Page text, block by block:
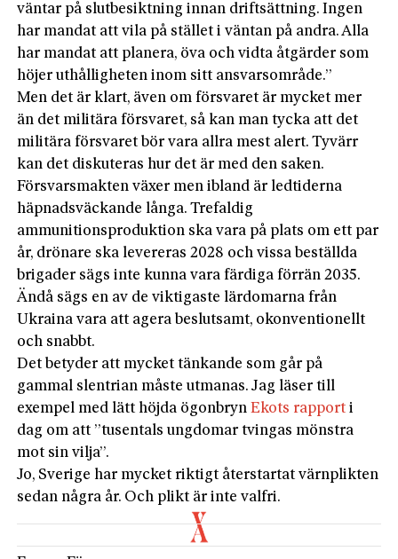
väntar på slutbesiktning innan driftsättning. Ingen
har mandat att vila på stället i väntan på andra. Alla
har mandat att planera, öva och vidta åtgärder som
höjer uthålligheten inom sitt ansvarsområde.”
Men det är klart, även om försvaret är mycket mer
än det militära försvaret, så kan man tycka att det
militära försvaret bör vara allra mest alert. Tyvärr
kan det diskuteras hur det är med den saken.
Försvarsmakten växer men ibland är ledtiderna
häpnadsväckande långa. Trefaldig
ammunitionsproduktion ska vara på plats om ett par
år, drönare ska levereras 2028 och vissa beställda
brigader sägs inte kunna vara färdiga förrän 2035.
Ändå sägs en av de viktigaste lärdomarna från
Ukraina vara att agera beslutsamt, okonventionellt
och snabbt.
Det betyder att mycket tänkande som går på
gammal slentrian måste utmanas. Jag läser till
exempel med lätt höjda ögonbrynEkots rapport i
dag om att ”tusentals ungdomar tvingas mönstra
mot sin vilja”.
Jo, Sverige har mycket riktigt återstartat värnplikten
sedan några år. Och plikt är inte valfri.